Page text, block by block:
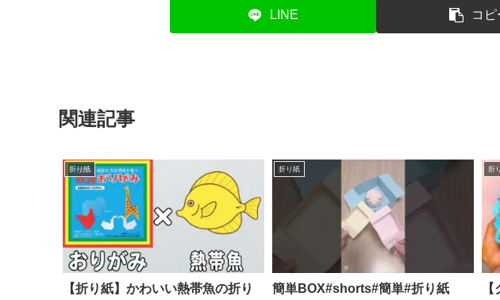
LINE コピ
関連記事
折り紙
【折り紙】かわいい熱帯魚の折り
折り紙
簡単BOX#shorts#簡単#折り紙
折